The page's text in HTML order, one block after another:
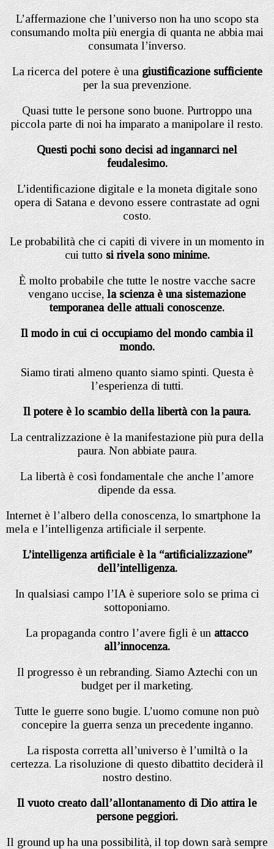
L’affermazione che l’universo non ha uno scopo sta
consumando molta più energia di quanta ne abbia mai
consumata l’inverso.
La ricerca del potere è unagiustificazione sufficiente
per la sua prevenzione.
Quasi tutte le persone sono buone. Purtroppo una
piccola parte di noi ha imparato a manipolare il resto.
Questi pochi sono decisi ad ingannarci nel
feudalesimo.
L’identificazione digitale e la moneta digitale sono
opera di Satana e devono essere contrastate ad ogni
costo.
Le probabilità che ci capiti di vivere in un momento in
cui tuttosi rivela sono minime.
È molto probabile che tutte le nostre vacche sacre
vengano uccise,la scienza è una sistemazione
temporanea delle attuali conoscenze.
Il modo in cui ci occupiamo del mondo cambia il
mondo.
Siamo tirati almeno quanto siamo spinti. Questa è
l’esperienza di tutti.
Il potere è lo scambio della libertà con la paura.
La centralizzazione è la manifestazione più pura della
paura. Non abbiate paura.
La libertà è così fondamentale che anche l’amore
dipende da essa.
Internet è l’albero della conoscenza, lo smartphone la
mela e l’intelligenza artificiale il serpente.
L’intelligenza artificiale è la “artificializzazione”
dell’intelligenza.
In qualsiasi campo l’IA è superiore solo se prima ci
sottoponiamo.
La propaganda contro l’avere figli è un attacco
all’innocenza.
Il progresso è un rebranding. Siamo Aztechi con un
budget per il marketing.
Tutte le guerre sono bugie. L’uomo comune non può
concepire la guerra senza un precedente inganno.
La risposta corretta all’universo è l’umiltà o la
certezza. La risoluzione di questo dibattito deciderà il
nostro destino.
Il vuoto creato dall’allontanamento di Dio attira le
persone peggiori.
Il ground up ha una possibilità, il top down sarà sempre